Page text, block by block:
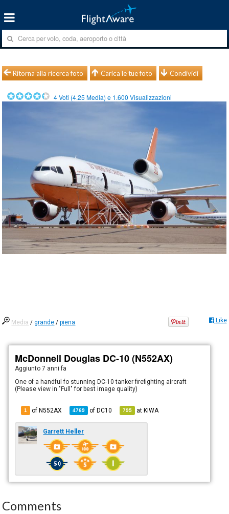
Ritorna alla ricerca foto Carica le tue foto Condividi
4Voti (4.25 Media) e 1.600 Visualizzazioni
Media /grande /piena Like
McDonnell Douglas DC-10 (N552AX)
Aggiunto7 anni fa
One of a handful fo stunning DC-10 tanker firefighting aircraft
(Please view in "Full" for best image quality)
1 of N552AX 4769 ofDC10 795 atKIWA
Garrett Heller
Comments